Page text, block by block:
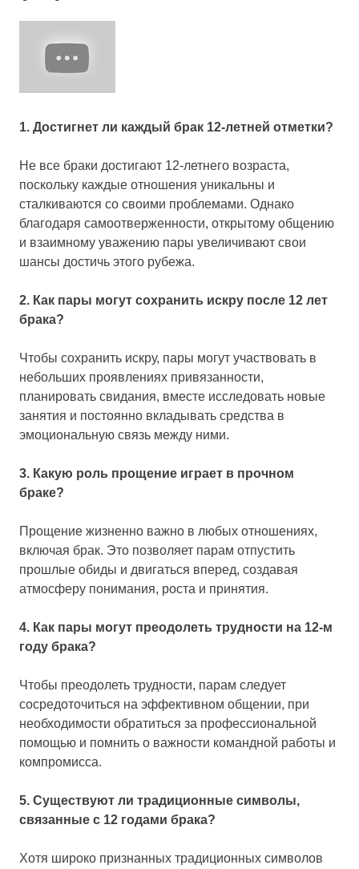
1. Достигнет ли каждый брак 12-летней отметки?
Не все браки достигают 12-летнего возраста,
поскольку каждые отношения уникальны и
сталкиваются со своими проблемами. Однако
благодаря самоотверженности, открытому общению
и взаимному уважению пары увеличивают свои
шансы достичь этого рубежа.
2. Как пары могут сохранить искру после 12 лет
брака?
Чтобы сохранить искру, пары могут участвовать в
небольших проявлениях привязанности,
планировать свидания, вместе исследовать новые
занятия и постоянно вкладывать средства в
эмоциональную связь между ними.
3. Какую роль прощение играет в прочном
браке?
Прощение жизненно важно в любых отношениях,
включая брак. Это позволяет парам отпустить
прошлые обиды и двигаться вперед, создавая
атмосферу понимания, роста и принятия.
4. Как пары могут преодолеть трудности на 12-м
году брака?
Чтобы преодолеть трудности, парам следует
сосредоточиться на эффективном общении, при
необходимости обратиться за профессиональной
помощью и помнить о важности командной работы и
компромисса.
5. Существуют ли традиционные символы,
связанные с 12 годами брака?
Хотя широко признанных традиционных символов